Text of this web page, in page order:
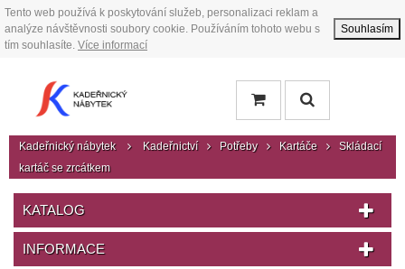
Tento web používá k poskytování služeb, personalizaci reklam a
analýze návštěvnosti soubory cookie. Používáním tohoto webu s
tím souhlasíte. Více informací
Souhlasím
Kadeřnický nábytek Kadeřnictví Potřeby Kartáče
Skládací
kartáč se zrcátkem
KATALOG
INFORMACE